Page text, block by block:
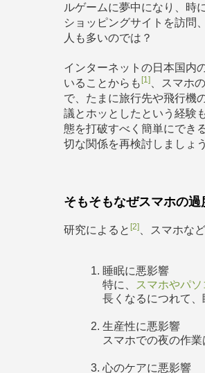
ルゲームに夢中になり、時
ショッピングサイトを訪問
人も多いのでは？
インターネットの日本国内
いることからも[1]
、スマホ
で、たまに旅行先や飛行機
議とホッとしたという経験
態を打破すべく簡単にでき
切な関係を再検討しましょ
そもそもなぜスマホの
研究によると[2] 、スマホな
睡眠に悪影響
特に、
スマホやパ
長くなるにつれて
生産性に悪影響
スマホでの夜の作
心のケアに悪影響